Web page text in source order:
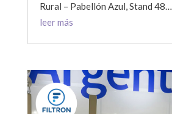
Rural – Pabellón Azul, Stand 48…
leer más